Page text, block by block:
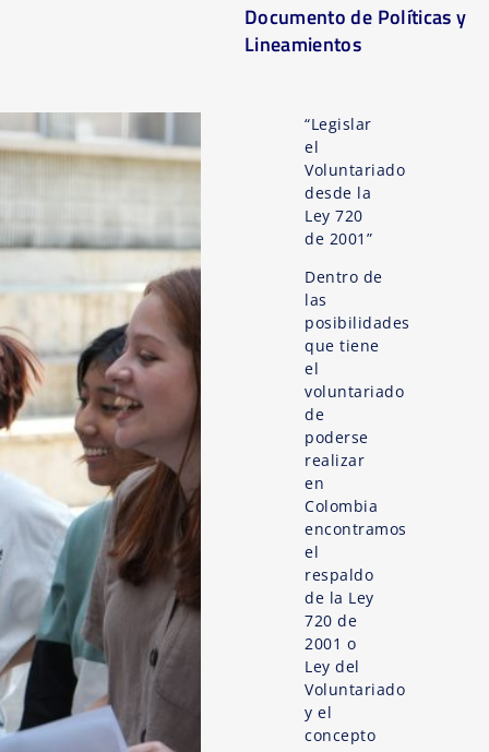
Documento de Políticas y
Lineamientos
“Legislar
el
Voluntariado
desde la
Ley 720
de 2001”
Dentro de
las
posibilidades
que tiene
el
voluntariado
de
poderse
realizar
en
Colombia
encontramos
el
respaldo
de la Ley
720 de
2001 o
Ley del
Voluntariado
y el
concepto